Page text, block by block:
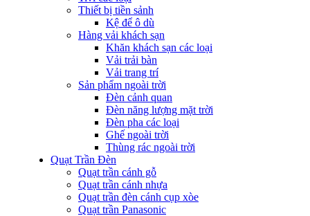
Thiết bị tiền sảnh
Kệ để ô dù
Hàng vải khách sạn
Khăn khách sạn các loại
Vải trải bàn
Vải trang trí
Sản phẩm ngoài trời
Đèn cảnh quan
Đèn năng lượng mặt trời
Đèn pha các loại
Ghế ngoài trời
Thùng rác ngoài trời
Quạt Trần Đèn
Quạt trần cánh gỗ
Quạt trần cánh nhựa
Quạt trần đèn cánh cụp xòe
Quạt trần Panasonic